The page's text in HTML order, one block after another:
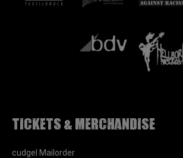
Tickets & Merchandise
cudgel Mailorder